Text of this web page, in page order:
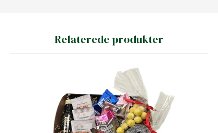
Relaterede produkter